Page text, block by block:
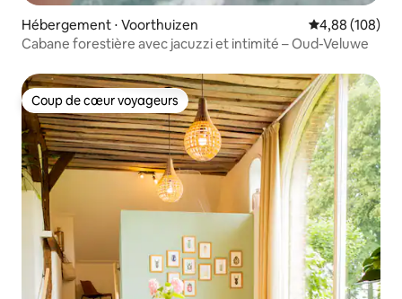
Hébergement ⋅ Voorthuizen Évaluation
4,88 (108)
Cabane forestière avec jacuzzi et intimité – Oud-Veluwe
Coup de cœur voyageurs
Coup de cœur voyageurs